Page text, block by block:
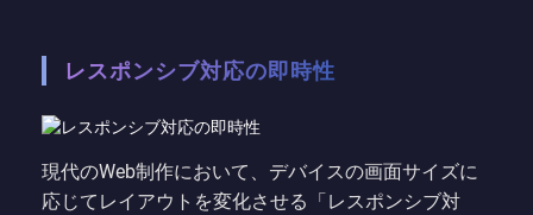
レスポンシブ対応の即時性
現代のWeb制作において、デバイスの画面サイズに
応じてレイアウトを変化させる「レスポンシブ対